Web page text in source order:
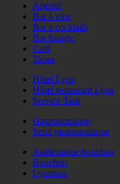
Apéritif
Bar à vins
Bar à cocktails
Bar lounge
Café
Tapas
Hôtel Lyon
Hôtel restaurant Lyon
Service Tard
Gastronomique
Semi gastronomique
Authentique bouchon
Bouchon
Lyonnais